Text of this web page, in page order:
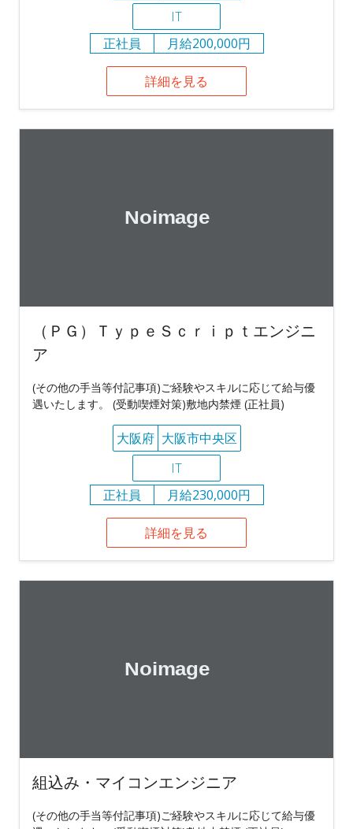
IT
正社員
月給200,000円
詳細を見る
（ＰＧ）ＴｙｐｅＳｃｒｉｐｔエンジニ
ア
(その他の手当等付記事項)ご経験やスキルに応じて給与優
遇いたします。 (受動喫煙対策)敷地内禁煙 (正社員)
大阪府 大阪市中央区
IT
正社員
月給230,000円
詳細を見る
組込み・マイコンエンジニア
(その他の手当等付記事項)ご経験やスキルに応じて給与優